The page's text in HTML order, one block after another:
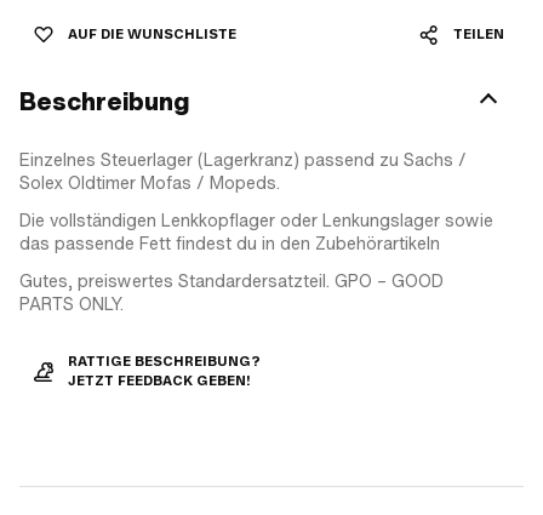
AUF DIE WUNSCHLISTE TEILEN
Beschreibung
Einzelnes Steuerlager (Lagerkranz) passend zu Sachs /
Solex Oldtimer Mofas / Mopeds.
Die vollständigen Lenkkopflager oder Lenkungslager sowie
das passende Fett findest du in den Zubehörartikeln
Gutes, preiswertes Standardersatzteil. GPO – GOOD
PARTS ONLY.
RATTIGE BESCHREIBUNG?
JETZT FEEDBACK GEBEN!